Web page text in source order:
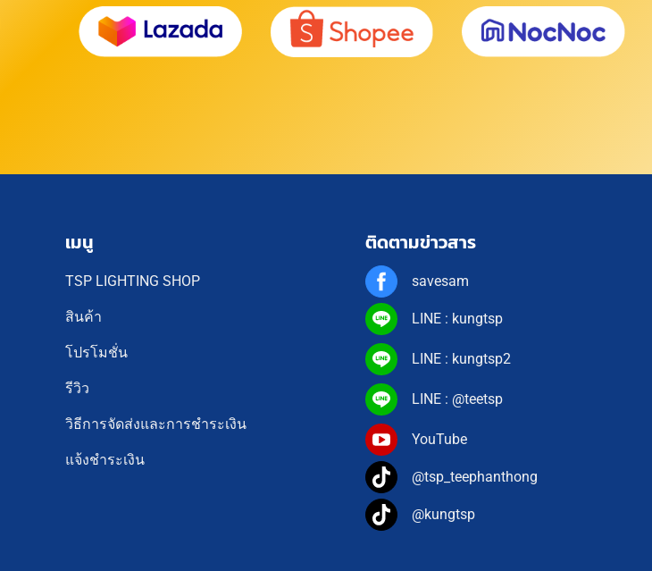
เมนู
TSP LIGHTING SHOP
สินค้า
โปรโมชั่น
รีวิว
วิธีการจัดส่งและการชำระเงิน
แจ้งชำระเงิน
ติดตามข่าวสาร
savesam
LINE : kungtsp
LINE : kungtsp2
LINE : @teetsp
YouTube
@tsp_teephanthong
@kungtsp